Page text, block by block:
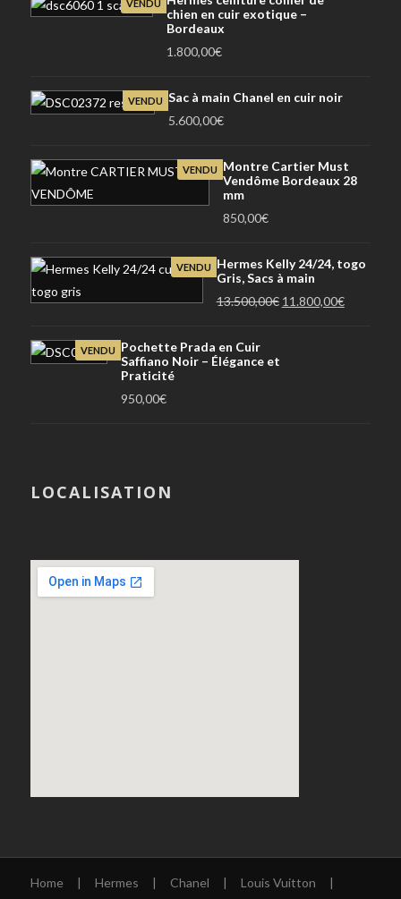
VENDU
chien en cuir exotique –
Bordeaux
1.800,00€
VENDU Sac à main Chanel en cuir noir
5.600,00€
VENDU
Montre Cartier Must
Vendôme Bordeaux 28
mm
850,00€
VENDU
Hermes Kelly 24/24, togo
Gris, Sacs à main
13.500,00€ Le
11.800,00€Le
VENDU
Pochette Prada en Cuir
Saffiano Noir – Élégance et
Praticité
950,00€
LOCALISATION
Home | Hermes | Chanel | Louis Vuitton
|